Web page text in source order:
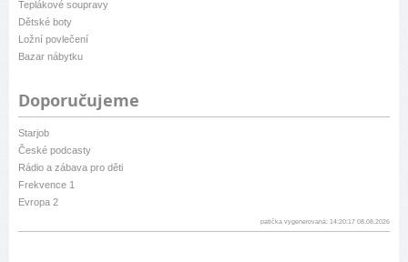
Teplákové soupravy
Dětské boty
Ložní povlečení
Bazar nábytku
Doporučujeme
Starjob
České podcasty
Rádio a zábava pro děti
Frekvence 1
Evropa 2
patička vygenerovaná: 14:20:17 08.08.2026